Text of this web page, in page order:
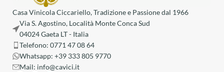
Casa Vinicola Ciccariello, Tradizione e Passione dal 1966
Via S. Agostino, Località Monte Conca Sud
04024 Gaeta LT - Italia
Telefono: 0771 47 08 64
Whatsapp: ‪+39 333 805 9770‬
Mail: info@cavici.it